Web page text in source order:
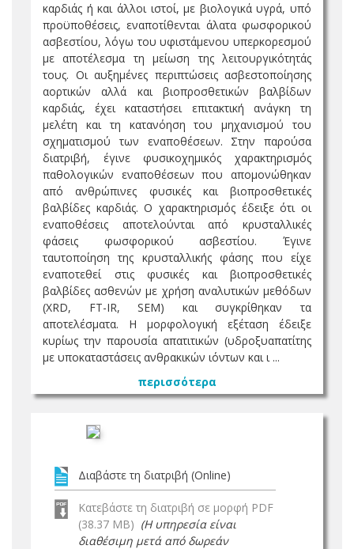
καρδιάς ή και άλλοι ιστοί, με βιολογικά υγρά, υπό
προϋποθέσεις, εναποτίθενται άλατα φωσφορικού
ασβεστίου, λόγω του υφιστάμενου υπερκορεσμού
με αποτέλεσμα τη μείωση της λειτουργικότητάς
τους. Οι αυξημένες περιπτώσεις ασβεστοποίησης
αορτικών αλλά και βιοπροσθετικών βαλβίδων
καρδιάς, έχει καταστήσει επιτακτική ανάγκη τη
μελέτη και τη κατανόηση του μηχανισμού του
σχηματισμού των εναποθέσεων. Στην παρούσα
διατριβή, έγινε φυσικοχημικός χαρακτηρισμός
παθολογικών εναποθέσεων που απομονώθηκαν
από ανθρώπινες φυσικές και βιοπροσθετικές
βαλβίδες καρδιάς. Ο χαρακτηρισμός έδειξε ότι οι
εναποθέσεις αποτελούνται από κρυσταλλικές
φάσεις φωσφορικού ασβεστίου. Έγινε
ταυτοποίηση της κρυσταλλικής φάσης που είχε
εναποτεθεί στις φυσικές και βιοπροσθετικές
βαλβίδες ασθενών με χρήση αναλυτικών μεθόδων
(XRD, FT-IR, SEM) και συγκρίθηκαν τα
αποτελέσματα. Η μορφολογική εξέταση έδειξε
κυρίως την παρουσία απατιτικών (υδροξυαπατίτης
με υποκαταστάσεις ανθρακικών ιόντων και ι ...
περισσότερα
Διαβάστε τη διατριβή (Online)
Κατεβάστε τη διατριβή σε μορφή PDF
(38.37 MB) (Η υπηρεσία είναι
διαθέσιμη μετά από δωρεάν